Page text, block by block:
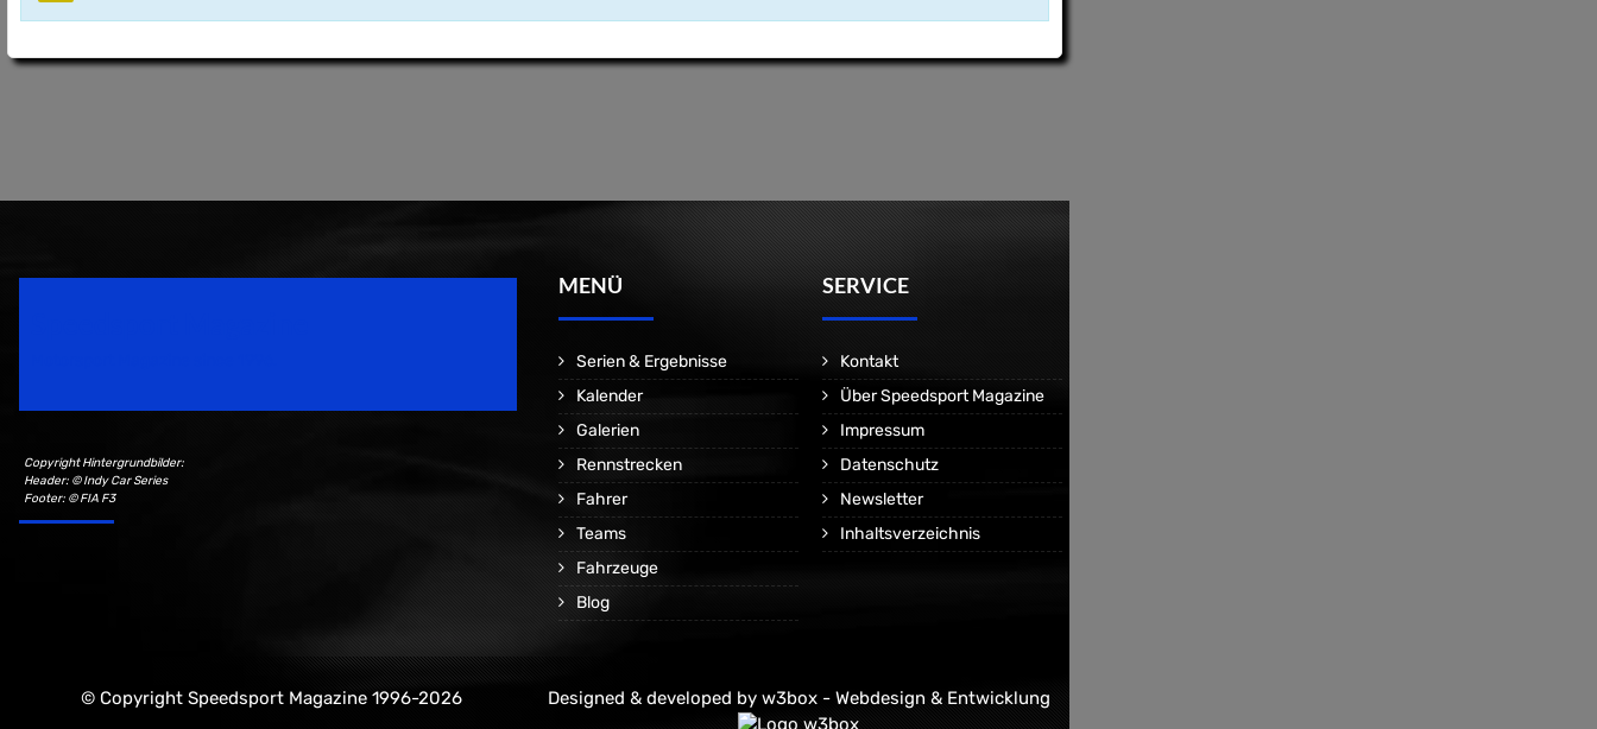
Copyright Hintergrundbilder:
Header: © Indy Car Series
Footer: © FIA F3
MENÜ
Serien & Ergebnisse
Kalender
Galerien
Rennstrecken
Fahrer
Teams
Fahrzeuge
Blog
SERVICE
Kontakt
Über Speedsport Magazine
Impressum
Datenschutz
Newsletter
Inhaltsverzeichnis
© Copyright Speedsport Magazine 1996-2026 Designed & developed by w3box - Webdesign & Entwicklung